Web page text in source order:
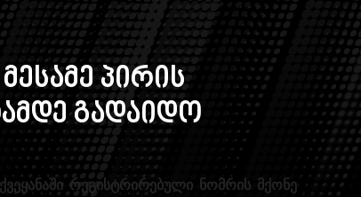
პირის
გადაიდო
რეგისტრირებული ნომრის მქონე